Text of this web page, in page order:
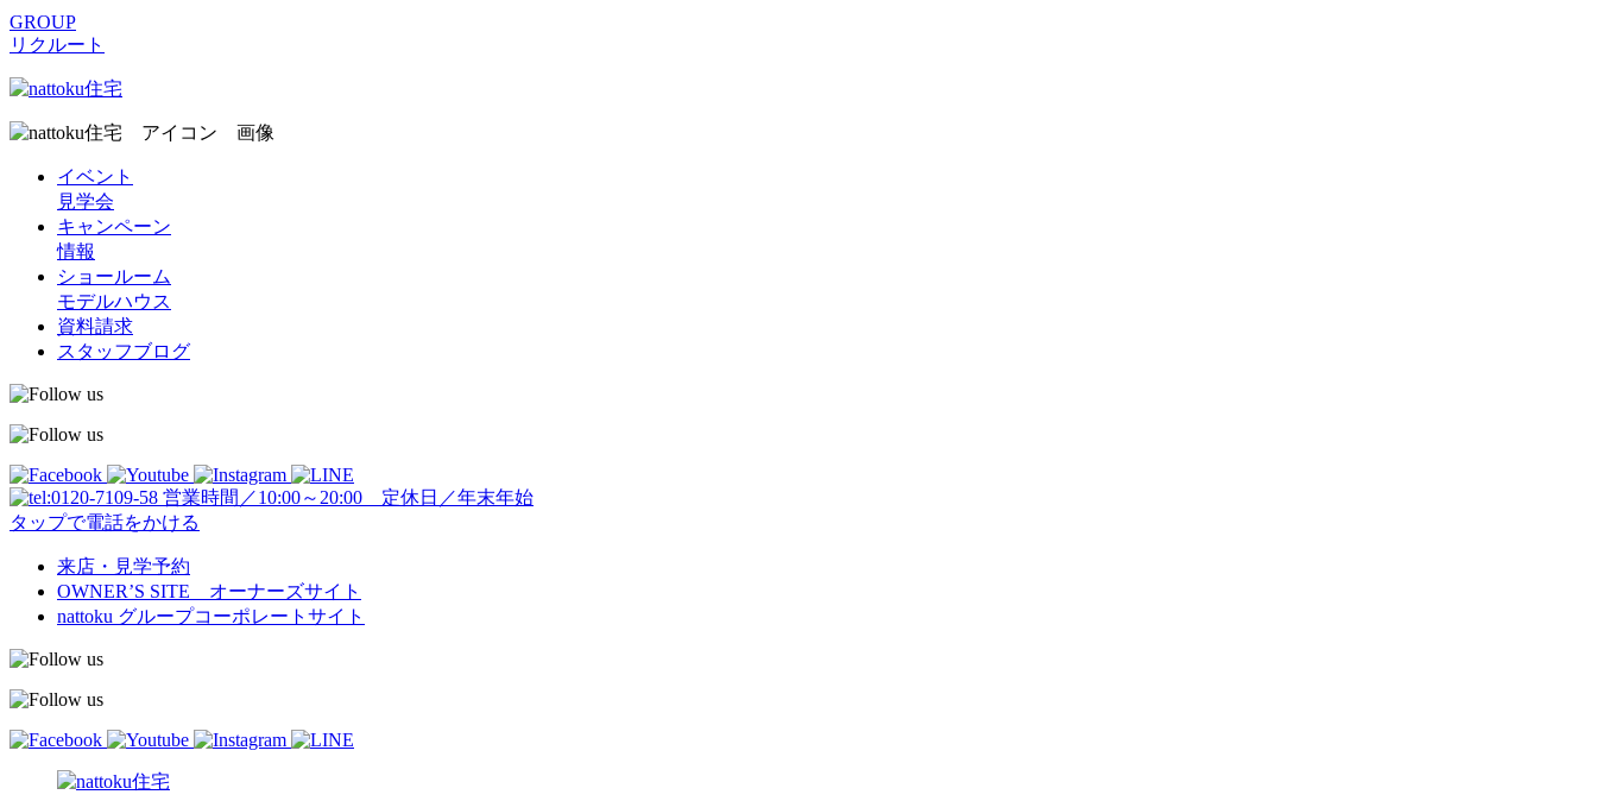
GROUP
リクルート
イベント
見学会
キャンペーン
情報
ショールーム
モデルハウス
資料請求
スタッフブログ
営業時間／10:00～20:00 定休日／年末年始
タップで電話をかける
来店・見学予約
OWNER’S SITE オーナーズサイト
nattoku グループコーポレートサイト